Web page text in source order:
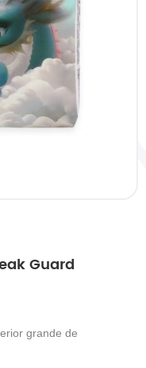
Guard
grande de